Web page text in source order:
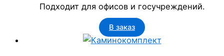
Подходит для офисов и госучреждений.
В заказ